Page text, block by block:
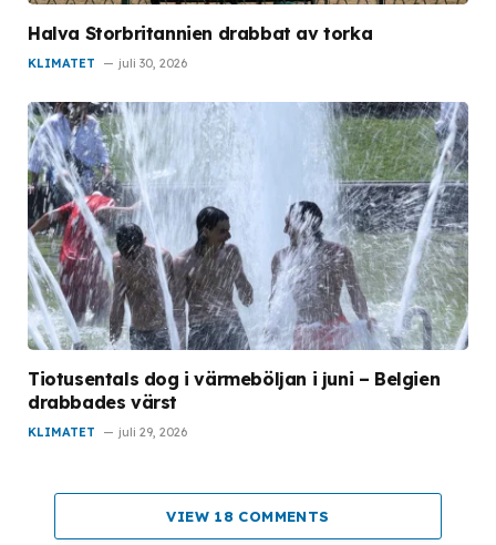
Halva Storbritannien drabbat av torka
KLIMATET juli 30, 2026
Tiotusentals dog i värmeböljan i juni – Belgien
drabbades värst
KLIMATET juli 29, 2026
VIEW 18 COMMENTS